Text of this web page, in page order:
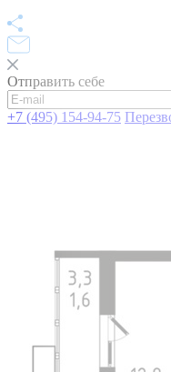
Отправить себе
+7 (495) 154-94-75